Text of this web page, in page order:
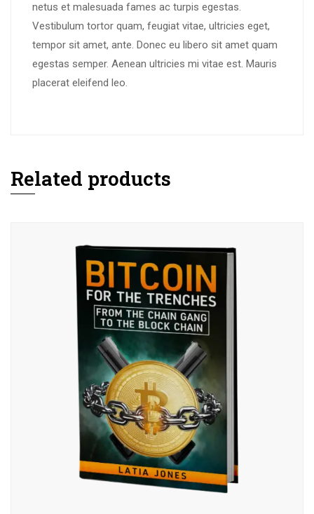
netus et malesuada fames ac turpis egestas.
Vestibulum tortor quam, feugiat vitae, ultricies eget,
tempor sit amet, ante. Donec eu libero sit amet quam
egestas semper. Aenean ultricies mi vitae est. Mauris
placerat eleifend leo.
Related products